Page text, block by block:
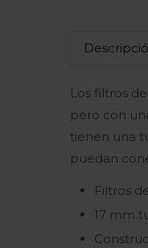
Los filtros
pero con
tienen una
puedan
Filtros
17 mm